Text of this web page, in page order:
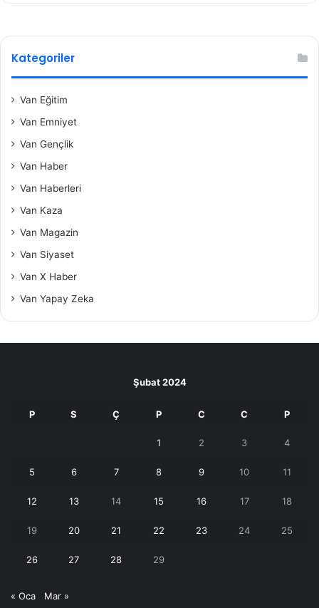
Kategoriler
Van Eğitim
Van Emniyet
Van Gençlik
Van Haber
Van Haberleri
Van Kaza
Van Magazin
Van Siyaset
Van X Haber
Van Yapay Zeka
Şubat 2024
P S Ç P C C P
1 2 3 4
5 6 7 8 9 10 11
12 13 14 15 16 17 18
19 20 21 22 23 24 25
26 27 28 29
« Oca Mar »